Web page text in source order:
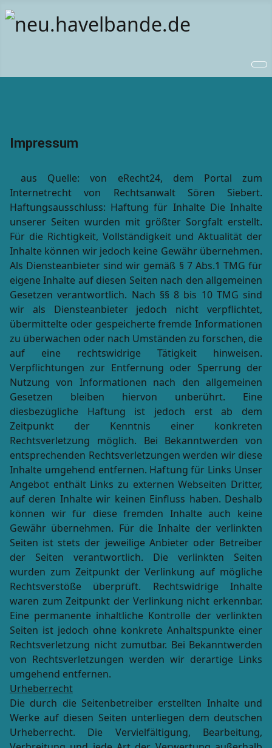
Impressum
aus Quelle: von eRecht24, dem Portal zum
Internetrecht von Rechtsanwalt Sören Siebert.
Haftungsausschluss: Haftung für Inhalte Die Inhalte
unserer Seiten wurden mit größter Sorgfalt erstellt.
Für die Richtigkeit, Vollständigkeit und Aktualität der
Inhalte können wir jedoch keine Gewähr übernehmen.
Als Diensteanbieter sind wir gemäß § 7 Abs.1 TMG für
eigene Inhalte auf diesen Seiten nach den allgemeinen
Gesetzen verantwortlich. Nach §§ 8 bis 10 TMG sind
wir als Diensteanbieter jedoch nicht verpflichtet,
übermittelte oder gespeicherte fremde Informationen
zu überwachen oder nach Umständen zu forschen, die
auf eine rechtswidrige Tätigkeit hinweisen.
Verpflichtungen zur Entfernung oder Sperrung der
Nutzung von Informationen nach den allgemeinen
Gesetzen bleiben hiervon unberührt. Eine
diesbezügliche Haftung ist jedoch erst ab dem
Zeitpunkt der Kenntnis einer konkreten
Rechtsverletzung möglich. Bei Bekanntwerden von
entsprechenden Rechtsverletzungen werden wir diese
Inhalte umgehend entfernen. Haftung für Links Unser
Angebot enthält Links zu externen Webseiten Dritter,
auf deren Inhalte wir keinen Einfluss haben. Deshalb
können wir für diese fremden Inhalte auch keine
Gewähr übernehmen. Für die Inhalte der verlinkten
Seiten ist stets der jeweilige Anbieter oder Betreiber
der Seiten verantwortlich. Die verlinkten Seiten
wurden zum Zeitpunkt der Verlinkung auf mögliche
Rechtsverstöße überprüft. Rechtswidrige Inhalte
waren zum Zeitpunkt der Verlinkung nicht erkennbar.
Eine permanente inhaltliche Kontrolle der verlinkten
Seiten ist jedoch ohne konkrete Anhaltspunkte einer
Rechtsverletzung nicht zumutbar. Bei Bekanntwerden
von Rechtsverletzungen werden wir derartige Links
umgehend entfernen.
Urheberrecht
Die durch die Seitenbetreiber erstellten Inhalte und
Werke auf diesen Seiten unterliegen dem deutschen
Urheberrecht. Die Vervielfältigung, Bearbeitung,